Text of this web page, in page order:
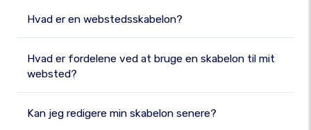
Hvad er en webstedsskabelon?
Hvad er fordelene ved at bruge en skabelon til mit
websted?
Kan jeg redigere min skabelon senere?